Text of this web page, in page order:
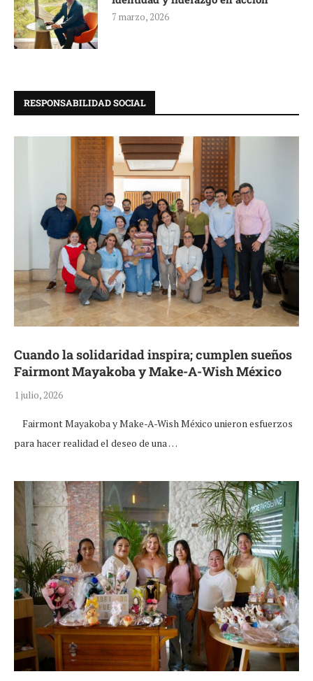
7 marzo, 2026
RESPONSABILIDAD SOCIAL
Cuando la solidaridad inspira; cumplen sueños
Fairmont Mayakoba y Make-A-Wish México
1 julio, 2026
Fairmont Mayakoba y Make-A-Wish México unieron esfuerzos
para hacer realidad el deseo de una …